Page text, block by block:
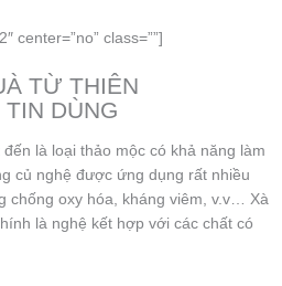
center=”no” class=””]
TỪ THIÊN
DÙNG
là loại thảo mộc có khả năng làm
củ nghệ được ứng dụng rất nhiều
chống oxy hóa, kháng viêm, v.v… Xà
là nghệ kết hợp với các chất có